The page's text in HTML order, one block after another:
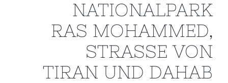
NATIONALPARK
RAS MOHAMMED,
STRASSE VON
TIRAN UND DAHAB